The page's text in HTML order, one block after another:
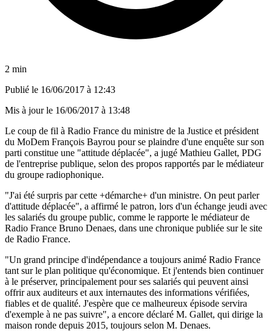
2 min
Publié le 16/06/2017 à 12:43
Mis à jour le 16/06/2017 à 13:48
Le coup de fil à Radio France du ministre de la Justice et président
du MoDem François Bayrou pour se plaindre d'une enquête sur son
parti constitue une "attitude déplacée", a jugé Mathieu Gallet, PDG
de l'entreprise publique, selon des propos rapportés par le médiateur
du groupe radiophonique.
"J'ai été surpris par cette +démarche+ d'un ministre. On peut parler
d'attitude déplacée", a affirmé le patron, lors d'un échange jeudi avec
les salariés du groupe public, comme le rapporte le médiateur de
Radio France Bruno Denaes, dans une chronique publiée sur le site
de Radio France.
"Un grand principe d'indépendance a toujours animé Radio France
tant sur le plan politique qu'économique. Et j'entends bien continuer
à le préserver, principalement pour ses salariés qui peuvent ainsi
offrir aux auditeurs et aux internautes des informations vérifiées,
fiables et de qualité. J'espère que ce malheureux épisode servira
d'exemple à ne pas suivre", a encore déclaré M. Gallet, qui dirige la
maison ronde depuis 2015, toujours selon M. Denaes.